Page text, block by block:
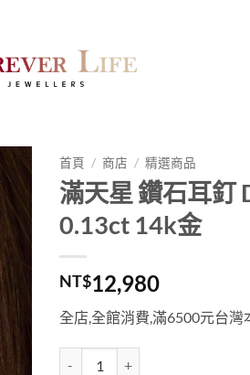
首頁 / 商店 / 精選商品
滿天星 鑽石耳釘
0.13ct 14k金
NT$12,980
全店,全館消費,滿6500元台灣